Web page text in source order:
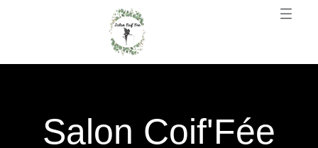
Salon Coif'Fée